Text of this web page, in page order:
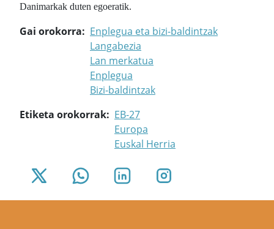
Danimarkak duten egoeratik.
Gai orokorra
Enplegua eta bizi-baldintzak
Langabezia
Lan merkatua
Enplegua
Bizi-baldintzak
Etiketa orokorrak
EB-27
Europa
Euskal Herria